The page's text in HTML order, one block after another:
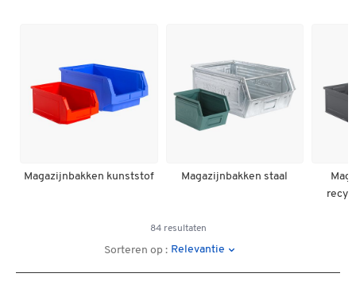
Magazijnbakken kunststof Magazijnbakken staal
84 resultaten
Sorteren op : Relevantie